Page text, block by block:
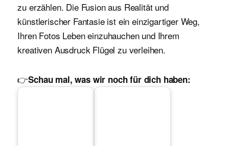
zu erzählen. Die Fusion aus Realität und
künstlerischer Fantasie ist ein einzigartiger Weg,
Ihren Fotos Leben einzuhauchen und Ihrem
kreativen Ausdruck Flügel zu verleihen.
👉Schau mal, was wir noch für dich haben: